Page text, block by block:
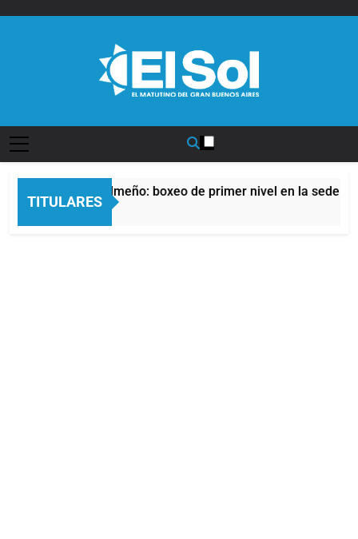
TITULARES
Afro Quilmeño: boxeo de primer nivel en la sede de Quilmes